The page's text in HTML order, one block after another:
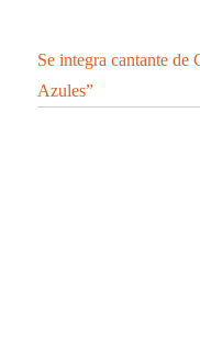
Se integra cantante de
Azules”